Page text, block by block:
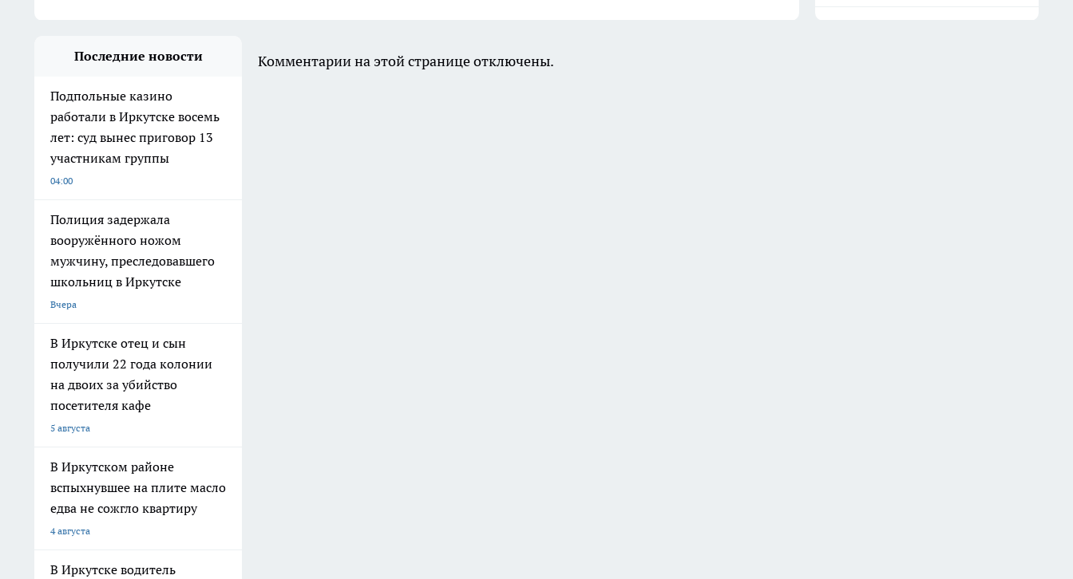
Последние новости
Подпольные казино
работали в Иркутске восемь
лет: суд вынес приговор 13
участникам группы
04:00
Полиция задержала
вооружённого ножом
мужчину, преследовавшего
школьниц в Иркутске
Вчера
В Иркутске отец и сын
получили 22 года колонии
на двоих за убийство
посетителя кафе
5 августа
В Иркутском районе
вспыхнувшее на плите масло
едва не сожгло квартиру
4 августа
В Иркутске водитель
Комментарии на этой странице отключены.